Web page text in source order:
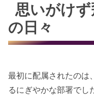
思いがけ
の日々
最初に配属されたのは
るにぎやかな部署でし